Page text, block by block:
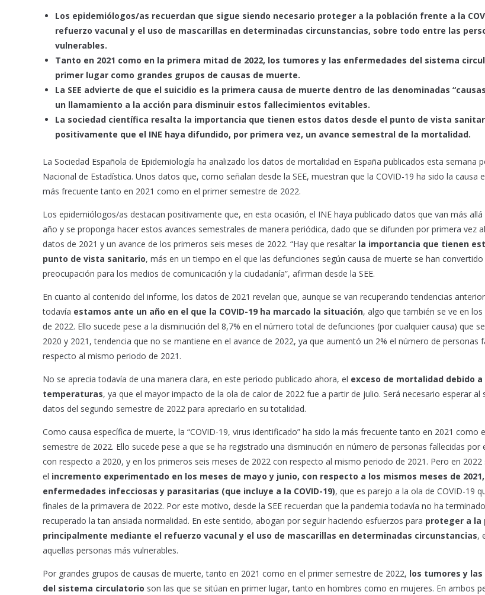
b
o
o
k
s
A
p
p
l
Los epidemiólogos/as recuerdan que sigue siendo necesario proteger a la población frente a la
refuerzo vacunal y el uso de mascarillas en determinadas circunstancias, sobre todo entre las
vulnerables.
Tanto en 2021 como en la primera mitad de 2022, los tumores y las enfermedades del sistema
primer lugar como grandes grupos de causas de muerte.
La SEE advierte de que el suicidio es la primera causa de muerte dentro de las denominadas
un llamamiento a la acción para disminuir estos fallecimientos evitables.
La sociedad científica resalta la importancia que tienen estos datos desde el punto de vista
positivamente que el INE haya difundido, por primera vez, un avance semestral de la mortalidad.
La Sociedad Española de Epidemiología ha analizado los datos de mortalidad en España publicados esta semana
Nacional de Estadística. Unos datos que, como señalan desde la SEE, muestran que la COVID-19 ha sido la causa
más frecuente tanto en 2021 como en el primer semestre de 2022.
Los epidemiólogos/as destacan positivamente que, en esta ocasión, el INE haya publicado datos que van más
año y se proponga hacer estos avances semestrales de manera periódica, dado que se difunden por primera vez
datos de 2021 y un avance de los primeros seis meses de 2022. “Hay que resaltar la importancia que tienen
punto de vista sanitario, más en un tiempo en el que las defunciones según causa de muerte se han
preocupación para los medios de comunicación y la ciudadanía”, afirman desde la SEE.
En cuanto al contenido del informe, los datos de 2021 revelan que, aunque se van recuperando tendencias
todavía estamos ante un año en el que la COVID-19 ha marcado la situación, algo que también se ve en
de 2022. Ello sucede pese a la disminución del 8,7% en el número total de defunciones (por cualquier causa) que
2020 y 2021, tendencia que no se mantiene en el avance de 2022, ya que aumentó un 2% el número de personas
respecto al mismo periodo de 2021.
No se aprecia todavía de una manera clara, en este periodo publicado ahora, el exceso de mortalidad debido a
temperaturas, ya que el mayor impacto de la ola de calor de 2022 fue a partir de julio. Será necesario esperar al
datos del segundo semestre de 2022 para apreciarlo en su totalidad.
Como causa específica de muerte, la “COVID-19, virus identificado” ha sido la más frecuente tanto en 2021 como
semestre de 2022. Ello sucede pese a que se ha registrado una disminución en número de personas fallecidas por
con respecto a 2020, y en los primeros seis meses de 2022 con respecto al mismo periodo de 2021. Pero en 2022
el incremento experimentado en los meses de mayo y junio, con respecto a los mismos meses de
enfermedades infecciosas y parasitarias (que incluye a la COVID-19), que es parejo a la ola de COVID-19
finales de la primavera de 2022. Por este motivo, desde la SEE recuerdan que la pandemia todavía no ha
recuperado la tan ansiada normalidad. En este sentido, abogan por seguir haciendo esfuerzos para proteger a la
principalmente mediante el refuerzo vacunal y el uso de mascarillas en determinadas circunstancias,
aquellas personas más vulnerables.
Por grandes grupos de causas de muerte, tanto en 2021 como en el primer semestre de 2022, los tumores y
del sistema circulatorio son las que se sitúan en primer lugar, tanto en hombres como en mujeres. En ambos